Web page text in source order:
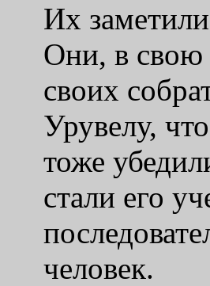
Их
Они, в свою
своих
Урувелу,
тоже
стали его
человек.